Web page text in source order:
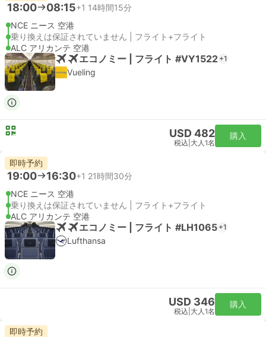
18:00 08:15+1 14時間15分
NCE ニース 空港
乗り換えは保証されていません | フライト+フライト
ALC アリカンテ 空港
エコノミー | フライト #VY1522 +1
Vueling
USD 482
税込 大人1名
購入
即時予約
19:00 16:30+1 21時間30分
NCE ニース 空港
乗り換えは保証されていません | フライト+フライト
ALC アリカンテ 空港
エコノミー | フライト #LH1065 +1
Lufthansa
USD 346
税込 大人1名
購入
即時予約